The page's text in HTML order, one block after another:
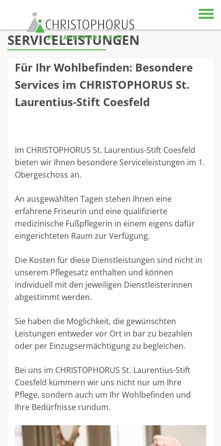
Skip to content
SERVICELEISTUNGEN
Für Ihr Wohlbefinden: Besondere
Services im CHRISTOPHORUS St.
Laurentius-Stift Coesfeld
Im CHRISTOPHORUS St. Laurentius-Stift Coesfeld
bieten wir Ihnen besondere Serviceleistungen im 1.
Obergeschoss an.
An ausgewählten Tagen stehen Ihnen eine
erfahrene Friseurin und eine qualifizierte
medizinische Fußpflegerin in einem eigens dafür
eingerichteten Raum zur Verfügung.
Die Kosten für diese Dienstleistungen sind nicht in
unserem Pflegesatz enthalten und können
individuell mit den jeweiligen Dienstleisterinnen
abgestimmt werden.
Sie haben die Möglichkeit, die gewünschten
Leistungen entweder vor Ort in bar zu bezahlen
oder per Einzugsermächtigung zu begleichen.
Bei uns im CHRISTOPHORUS St. Laurentius-Stift
Coesfeld kümmern wir uns nicht nur um Ihre
Pflege, sondern auch um Ihr Wohlbefinden und
Ihre Bedürfnisse rundum.